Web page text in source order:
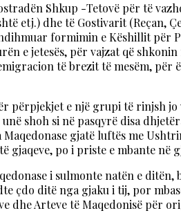
Shkup -Tetovë për të
etj.) dhe të Gostivarit
formimin e Këshillit për
e jetesës, për vajzat që
të brezit të mesëm,
përpjekjet e një grupi të rinjsh
shoh si në pasqyrë disa
gjatë luftës me
gjaqeve, po i priste e mbante në
i sulmonte natën e
çdo ditë nga gjaku i tij, por
dhe Arteve të Maqedonisë